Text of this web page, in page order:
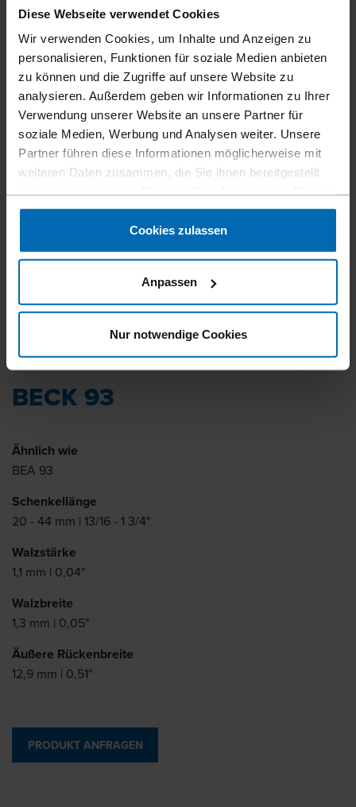
Diese Webseite verwendet Cookies
Wir verwenden Cookies, um Inhalte und Anzeigen zu
personalisieren, Funktionen für soziale Medien anbieten
zu können und die Zugriffe auf unsere Website zu
analysieren. Außerdem geben wir Informationen zu Ihrer
Verwendung unserer Website an unsere Partner für
soziale Medien, Werbung und Analysen weiter. Unsere
Partner führen diese Informationen möglicherweise mit
weiteren Daten zusammen, die Sie ihnen bereitgestellt
gesammelt haben.
Cookies zulassen
Anpassen
Nur notwendige Cookies
Befestigungsmittel/// Klammern// /Standard­klammern
Mitteldrahtklammern
BECK 93
Ähnlich wie
BEA 93
Schenkellänge
20 - 44 mm | 13/16 - 1 3/4"
Walzstärke
1,1 mm | 0,04"
Walzbreite
1,3 mm | 0,05"
Äußere Rückenbreite
12,9 mm | 0,51"
PRODUKT ANFRAGEN